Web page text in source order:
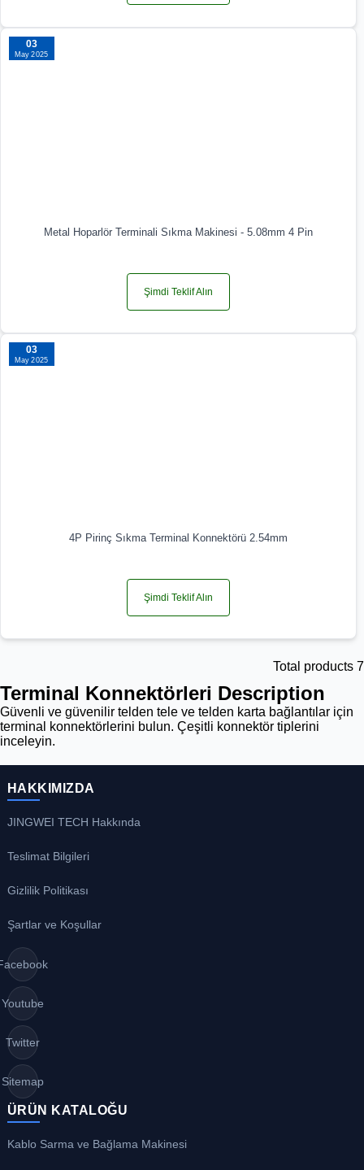
03
May 2025
Metal Hoparlör Terminali Sıkma Makinesi - 5.08mm 4 Pin
Şimdi Teklif Alın
03
May 2025
4P Pirinç Sıkma Terminal Konnektörü 2.54mm
Şimdi Teklif Alın
Total products 7
Terminal Konnektörleri Description
Güvenli ve güvenilir telden tele ve telden karta bağlantılar için
terminal konnektörlerini bulun. Çeşitli konnektör tiplerini
inceleyin.
HAKKIMIZDA
JINGWEI TECH Hakkında
Teslimat Bilgileri
Gizlilik Politikası
Şartlar ve Koşullar
Youtube
Twitter
Sitemap
ÜRÜN KATALOĞU
Kablo Sarma ve Bağlama Makinesi